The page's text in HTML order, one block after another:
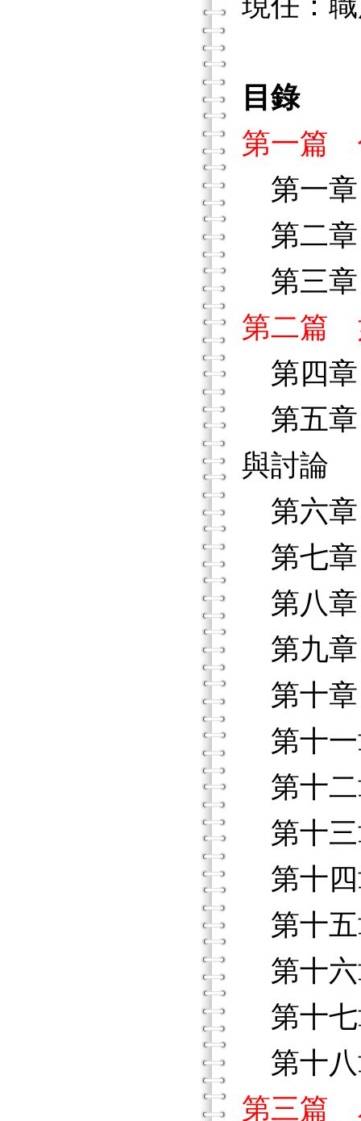
目錄
第一篇
第一
第二章
第三章
第二篇
第四章
第五章
與討論
第六章
第七章
第八
第九
第十章
第十一
第十二
第十三
第十四
第十五
第十六
第十七
第十八
第三篇